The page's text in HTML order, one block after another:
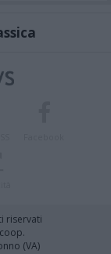
riservati
(VA)